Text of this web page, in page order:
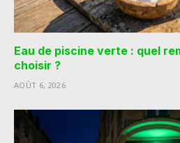
Eau de piscine verte : quel
choisir ?
AOÛT 6, 2026